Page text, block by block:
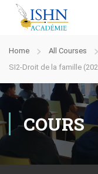
Home
All Courses
SI2-Droit de la famille
COURS